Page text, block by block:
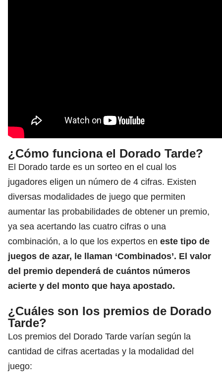
¿Cómo funciona el Dorado Tarde?
El Dorado tarde es un sorteo en el cual los
jugadores eligen un número de 4 cifras. Existen
diversas modalidades de juego que permiten
aumentar las probabilidades de obtener un premio,
ya sea acertando las cuatro cifras o una
combinación, a lo que los expertos en este tipo de
juegos de azar, le llaman ‘Combinados’. El valor
del premio dependerá de cuántos números
acierte y del monto que haya apostado.
¿Cuáles son los premios de Dorado
Tarde?
Los premios del Dorado Tarde varían según la
cantidad de cifras acertadas y la modalidad del
juego: